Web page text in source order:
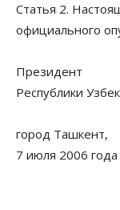
Статья 2.
официального
Президент
Республики
город Ташкент,
7 июля 2006 года